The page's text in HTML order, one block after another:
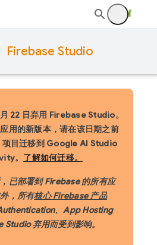
Firebase Studio
22 日弃用 Firebase Studio。
用的新版本，请在该日期之前
目迁移到 Google AI Studio
。 了解如何迁移。
已部署到 Firebase 的所有应
，所有核心 Firebase 产品
、App Hosting
Studio 弃用而受到影响。